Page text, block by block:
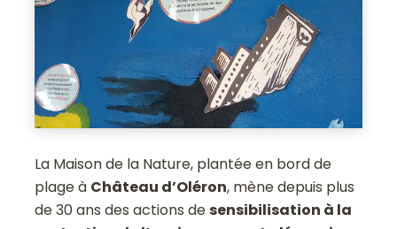
La Maison de la Nature, plantée en bord de
plage à Château d’Oléron, mène depuis plus
de 30 ans des actions desensibilisation à la